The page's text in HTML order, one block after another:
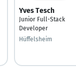
Yves Tesch
Junior Full-Stack
Developer
Hüffelsheim